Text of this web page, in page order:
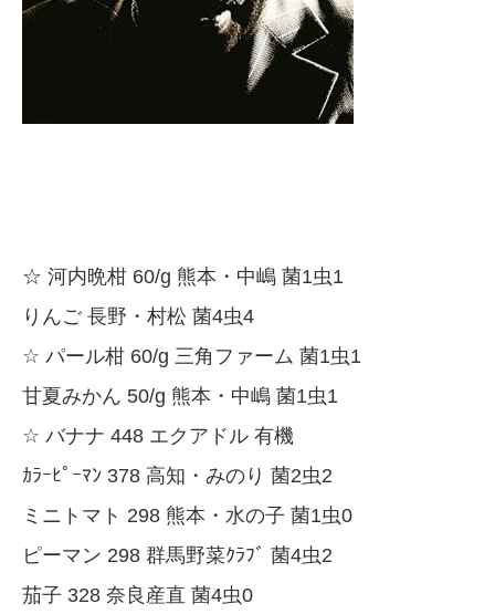
☆ 河内晩柑 60/g 熊本・中嶋 菌1虫1
りんご 長野・村松 菌4虫4
☆ パール柑 60/g 三角ファーム 菌1虫1
甘夏みかん 50/g 熊本・中嶋 菌1虫1
☆ バナナ 448 エクアドル 有機
ｶﾗｰﾋﾟｰﾏﾝ 378 高知・みのり 菌2虫2
ミニトマト 298 熊本・水の子 菌1虫0
ピーマン 298 群馬野菜ｸﾗﾌﾞ 菌4虫2
茄子 328 奈良産直 菌4虫0